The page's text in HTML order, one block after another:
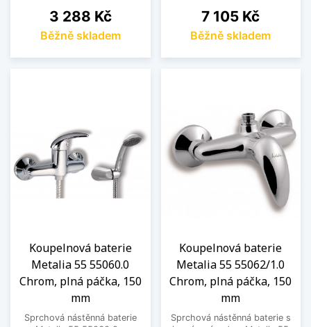
Cena
3 288 Kč
Běžně skladem
Cena
7 105 Kč
Běžně skladem
Koupelnová baterie
Metalia 55 55060.0
Chrom, plná páčka, 150
mm
Sprchová nástěnná baterie
Koupelnová baterie
Metalia 55 55062/1.0
Chrom, plná páčka, 150
mm
Sprchová nástěnná baterie s